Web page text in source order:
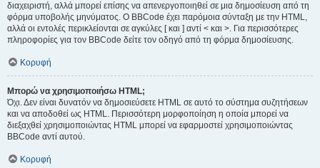
διαχειριστή, αλλά μπορεί επίσης να απενεργοποιηθεί σε μια δημοσίευση από τη
φόρμα υποβολής μηνύματος. Ο BBCode έχει παρόμοια σύνταξη με την HTML,
αλλά οι εντολές περικλείονται σε αγκύλες [ και ] αντί < και >. Για περισσότερες
πληροφορίες για τον BBCode δείτε τον οδηγό από τη φόρμα δημοσίευσης.
Κορυφή
Μπορώ να χρησιμοποιήσω HTML;
Όχι. Δεν είναι δυνατόν να δημοσιεύσετε HTML σε αυτό το σύστημα συζητήσεων
και να αποδοθεί ως HTML. Περισσότερη μορφοποίηση η οποία μπορεί να
διεξαχθεί χρησιμοποιώντας HTML μπορεί να εφαρμοστεί χρησιμοποιώντας
BBCode αντί αυτού.
Κορυφή